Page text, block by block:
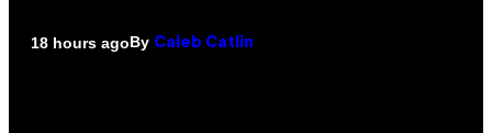
18 hours agoBy Caleb Catlin